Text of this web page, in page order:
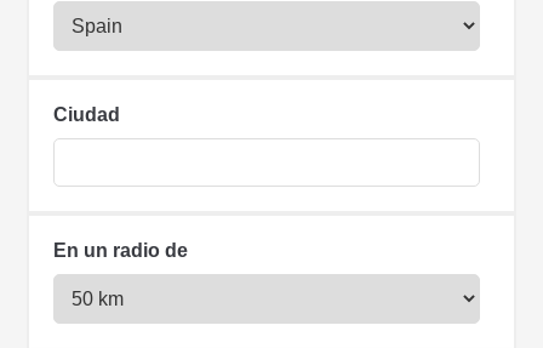
Ciudad
En un radio de